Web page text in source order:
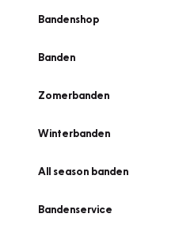
Bandenshop
Banden
Zomerbanden
Winterbanden
All season banden
Bandenservice